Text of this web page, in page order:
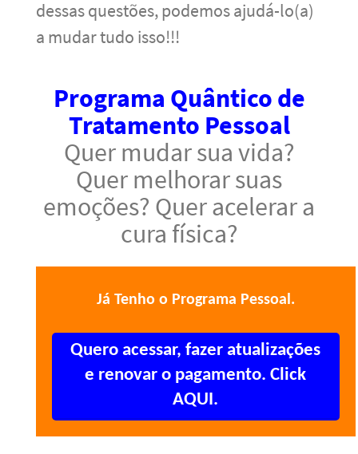
dessas questões, podemos ajudá-lo(a)
a mudar tudo isso!!!
Programa Quântico de
Tratamento Pessoal
Quer mudar sua vida?
Quer melhorar suas
emoções? Quer acelerar a
cura física?
Já Tenho o Programa Pessoal.
Quero acessar, fazer atualizações
e renovar o pagamento. Click
AQUI.